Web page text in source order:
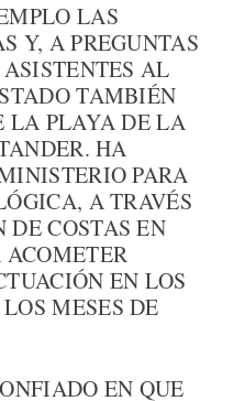
LAS
Y, A PREGUNTAS
AL
TAMBIÉN
LA PLAYA DE LA
HA
PARA
A TRAVÉS
COSTAS EN
EN LOS
MESES DE
EN QUE